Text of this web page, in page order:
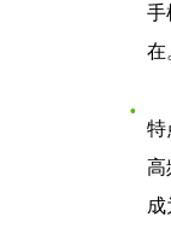
手
在
特
高